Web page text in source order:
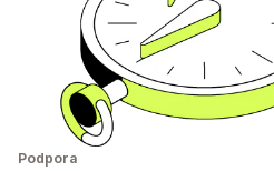
Podpora